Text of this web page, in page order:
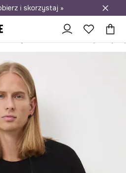
do salonów
i skorzystaj »